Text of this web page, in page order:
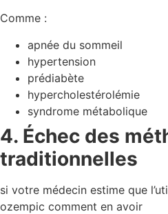
Comme :
apnée du sommeil
hypertension
prédiabète
hypercholestérolémie
syndrome métabolique
4. Échec des
traditionnelles
si votre médecin estime que
ozempic comment en avoir